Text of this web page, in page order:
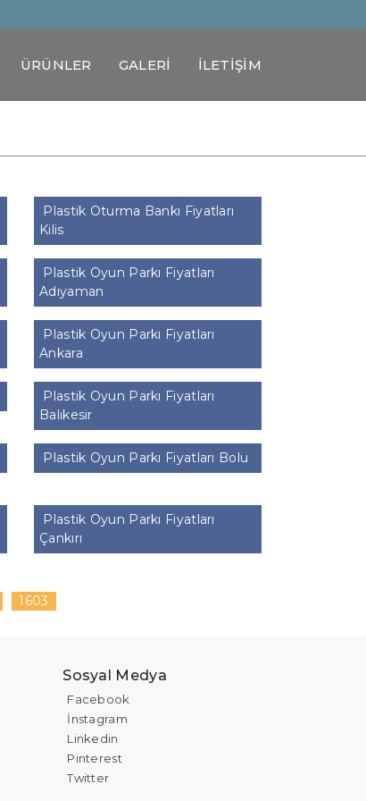
ÜRÜNLER GALERİ İLETİŞİM
Plastik Oturma Bankı Fiyatları
Kilis
Plastik Oyun Parkı Fiyatları
Adıyaman
Plastik Oyun Parkı Fiyatları
Ankara
Plastik Oyun Parkı Fiyatları
Balıkesir
Plastik Oyun Parkı Fiyatları Bolu
Plastik Oyun Parkı Fiyatları
Çankırı
1603
Sosyal Medya
Facebook
İnstagram
Linkedin
Pinterest
Twitter